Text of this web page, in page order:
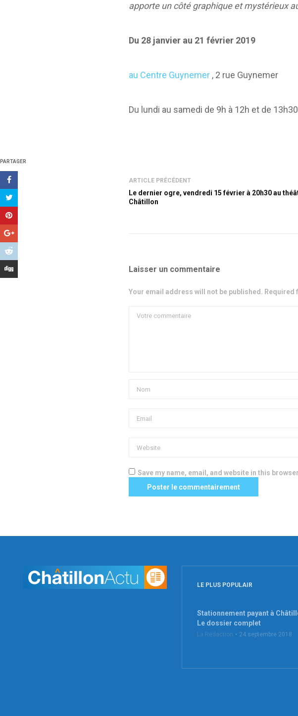
PARTAGER
apporte un côté graphique et mystérieux
Du 28 janvier au 21 février 2019
au Centre Guynemer , 2 rue Guynemer
Du lundi au samedi de 9h à 12h et de
ARTICLE PRÉCÉDENT
Le dernier ogre, vendredi 15 février à 20h30 au
Châtillon
Laisser un commentaire
Your email address will not be published. Required
Save my name, email, and website in this
LE PLUS POPULAIR
Stationnement payant à
Le dossier complet
La Rédaction 24 septembre 2018